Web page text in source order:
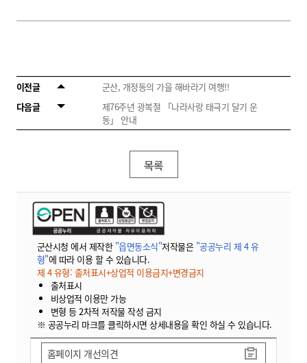
이전글
군산, 개정동의 가을 해바라기 여행!!
다음글
제76주년 광복절 「나라사랑 태극기 달기 운
동」 안내
목록
군산시청 에서 제작한 "읍면동소식"저작물은 "공공누리 제 4 유
형"에 따라 이용 할 수 있습니다.
제 4 유형: 출처표시+상업적 이용금지+변경금지
출처표시
비상업적 이용만 가능
변형 등 2차적 저작물 작성 금지
※ 공공누리 마크를 클릭하시면 상세내용을 확인 하실 수 있습니다.
홈페이지 개선의견